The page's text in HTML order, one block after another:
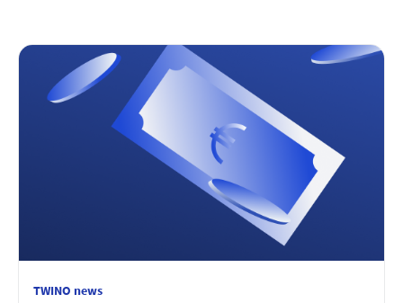
TWINO news